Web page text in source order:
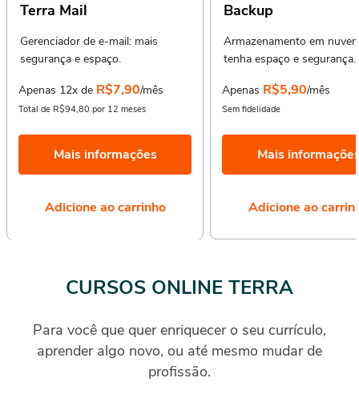
Terra Mail
Gerenciador de e-mail: mais
segurança e espaço.
Apenas 12x de R$7,90/mês
Total de R$94,80 por 12 meses
Mais informações
Adicione ao carrinho
Backup
Armazenamento em
tenha espaço e segurança.
Apenas R$5,90/mês
Sem fidelidade
Mais
Adicione ao
CURSOS ONLINE TERRA
Para você que quer enriquecer o seu currículo,
aprender algo novo, ou até mesmo mudar de
profissão.